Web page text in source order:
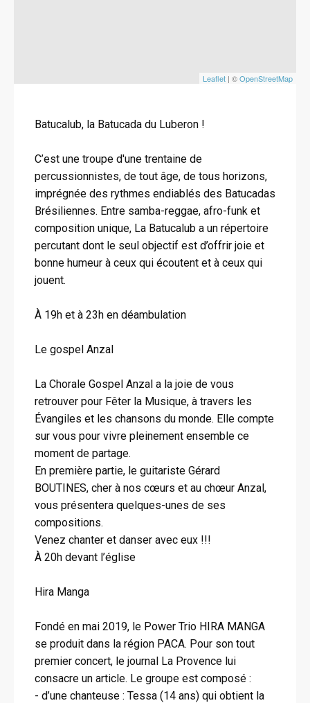
Leaflet | ©OpenStreetMap
Batucalub, la Batucada du Luberon !
C’est une troupe d'une trentaine de
percussionnistes, de tout âge, de tous horizons,
imprégnée des rythmes endiablés des Batucadas
Brésiliennes. Entre samba-reggae, afro-funk et
composition unique, La Batucalub a un répertoire
percutant dont le seul objectif est d’offrir joie et
bonne humeur à ceux qui écoutent et à ceux qui
jouent.
À 19h et à 23h en déambulation
Le gospel Anzal
La Chorale Gospel Anzal a la joie de vous
retrouver pour Fêter la Musique, à travers les
Évangiles et les chansons du monde. Elle compte
sur vous pour vivre pleinement ensemble ce
moment de partage.
En première partie, le guitariste Gérard
BOUTINES, cher à nos cœurs et au chœur Anzal,
vous présentera quelques-unes de ses
compositions.
Venez chanter et danser avec eux !!!
À 20h devant l’église
Hira Manga
Fondé en mai 2019, le Power Trio HIRA MANGA
se produit dans la région PACA. Pour son tout
premier concert, le journal La Provence lui
consacre un article. Le groupe est composé :
- d’une chanteuse : Tessa (14 ans) qui obtient la